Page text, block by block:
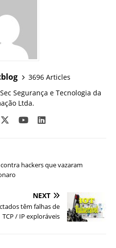
3696 Articles
Segurança e Tecnologia da
Ltda.
hackers que vazaram
NEXT
têm falhas de
TCP / IP exploráveis